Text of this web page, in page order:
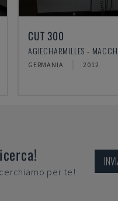
CUT 300
GERMANIA 2012
per te!